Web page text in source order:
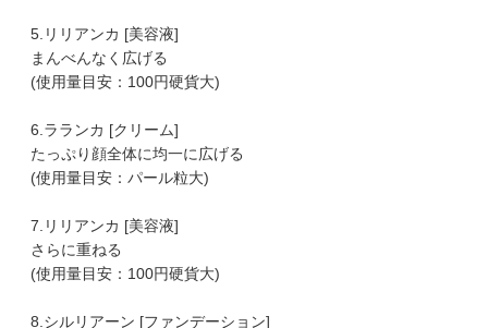
5.リリアンカ [美容液]
まんべんなく広げる
(使用量目安：100円硬貨大)
6.ラランカ [クリーム]
たっぷり顔全体に均一に広げる
(使用量目安：パール粒大)
7.リリアンカ [美容液]
さらに重ねる
(使用量目安：100円硬貨大)
8.シルリアーン [ファンデーション]